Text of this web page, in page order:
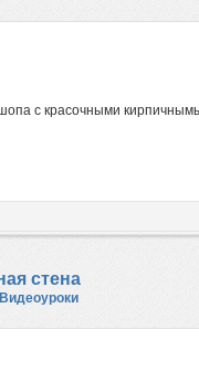
с красочными
стена
Видеоуроки